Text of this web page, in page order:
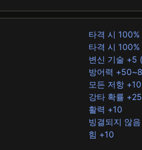
타격 시
타격 시
변신 기술 +5
방어력
모든 저항 +10
강타 확률
활력 +10
빙결되지 않음
힘 +10